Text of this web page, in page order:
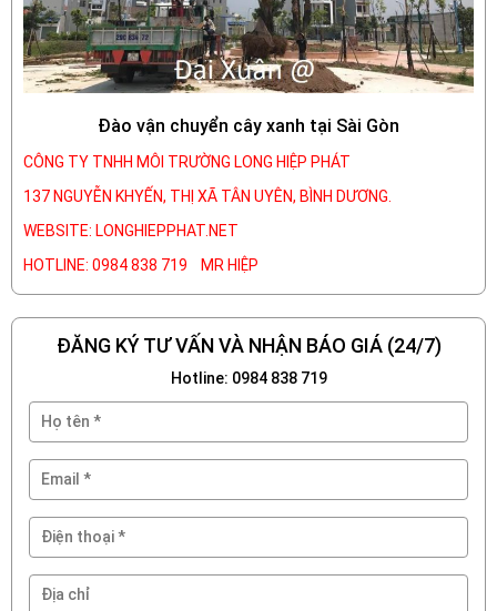
Đào vận chuyển cây xanh tại Sài Gòn
CÔNG TY TNHH MÔI TRƯỜNG LONG HIỆP PHÁT
137 NGUYỄN KHYẾN, THỊ XÃ TÂN UYÊN, BÌNH DƯƠNG.
WEBSITE: LONGHIEPPHAT.NET
HOTLINE: 0984 838 719 MR HIỆP
ĐĂNG KÝ TƯ VẤN VÀ NHẬN BÁO GIÁ (24/7)
Hotline: 0984 838 719